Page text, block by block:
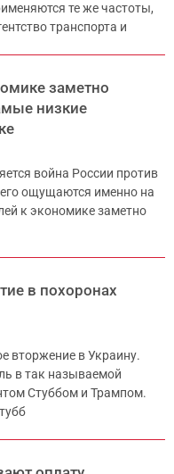
те же частоты,
транспорта и
заметно
низкие
война России против
ощущаются именно на
к экономике заметно
в похоронах
вторжение в Украину.
в так называемой
Стуббом и Трампом.